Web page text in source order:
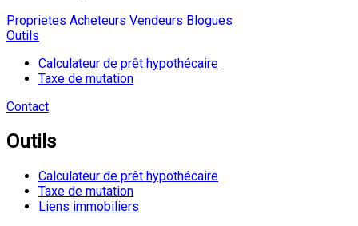
Proprietes Acheteurs Vendeurs Blogues
Outils
Calculateur de prêt hypothécaire
Taxe de mutation
Contact
Outils
Calculateur de prêt hypothécaire
Taxe de mutation
Liens immobiliers